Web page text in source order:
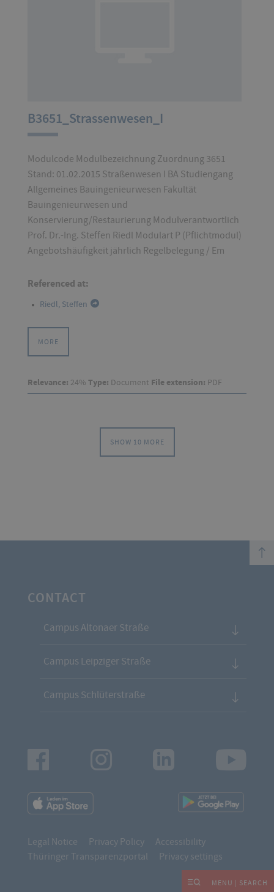
MENU | SEARCH
B3651_Strassenwesen_I
Modulcode Modulbezeichnung Zuordnung 3651
Stand: 01.02.2015 Straßenwesen I BA Studiengang
Allgemeines Bauingenieurwesen Fakultät
Bauingenieurwesen und
Konservierung/Restaurierung Modulverantwortlich
Prof. Dr.-Ing. Steffen Riedl Modulart P (Pflichtmodul)
Angebotshäufigkeit jährlich Regelbelegung / Em
Referenced at:
Riedl, Steffen
MORE
Relevance: 24% Type: Document File extension: PDF
SHOW 10 MORE
top
CONTACT
Campus Altonaer Straße
Campus Leipziger Straße
Campus Schlüterstraße
Instagram LinkedIn
Legal Notice Privacy Policy
Accessibility
Thüringer Transparenzportal
Privacy settings